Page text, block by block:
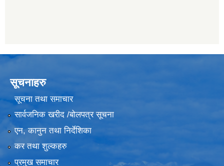
सूचनाहरु
सूचना तथा समाचार
सार्वजनिक खरीद /बोलपत्र सूचना
एन, कानुन तथा निर्देशिका
कर तथा शुल्कहरु
प्रमुख समाचार